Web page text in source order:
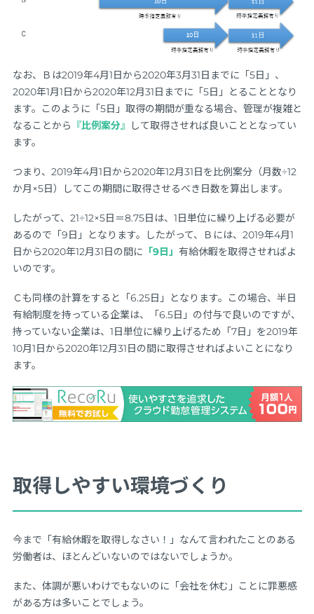
なお、Ｂは2019年4月1日から2020年3月31日までに「5日」、
2020年1月1日から2020年12月31日までに「5日」とることとなり
ます。このように「5日」取得の期間が重なる場合、管理が複雑と
なることから 『比例案分』
して取得させれば良いこととなってい
ます。
つまり、2019年4月1日から2020年12月31日を比例案分（月数÷12
か月×5日）してこの期間に取得させるべき日数を算出します。
したがって、21÷12×5日＝8.75日は、1日単位に繰り上げる必要が
あるので「9日」となります。したがって、Ｂには、2019年4月1
日から2020年12月31日の間に 「9日」 有給休暇を取得させればよ
いのです。
Ｃも同様の計算をすると「6.25日」となります。この場合、半日
有給制度を持っている企業は、「6.5日」の付与で良いのですが、
持っていない企業は、1日単位に繰り上げるため「7日」を2019年
10月1日から2020年12月31日の間に取得させればよいことになり
ます。
取得しやすい環境づくり
今まで「有給休暇を取得しなさい！」なんて言われたことのある
労働者は、ほとんどいないのではないでしょうか。
また、体調が悪いわけでもないのに「会社を休む」ことに罪悪感
がある方は多いことでしょう。